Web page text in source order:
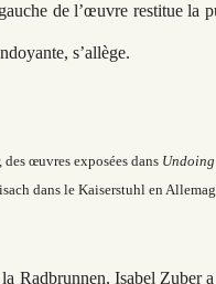
de l’œuvre restitue la
s’allège.
œuvres exposées dans
dans le Kaiserstuhl en
la Radbrunnen, Isabel Zuber